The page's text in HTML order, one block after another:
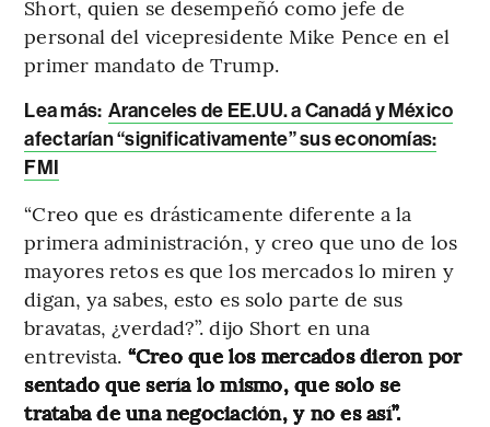
Short, quien se desempeñó como jefe de
personal del vicepresidente Mike Pence en el
primer mandato de Trump.
Lea más: Aranceles de EE.UU. a Canadá y México
afectarían “significativamente” sus economías:
FMI
“Creo que es drásticamente diferente a la
primera administración, y creo que uno de los
mayores retos es que los mercados lo miren y
digan, ya sabes, esto es solo parte de sus
bravatas, ¿verdad?”. dijo Short en una
entrevista. “Creo que los mercados dieron por
sentado que sería lo mismo, que solo se
trataba de una negociación, y no es así”.